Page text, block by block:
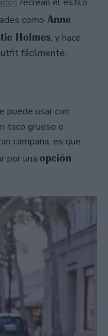
como Anne
Holmes, y hace
fácilmente.
puede usar con
taco grueso o
campana, es que
por una opción